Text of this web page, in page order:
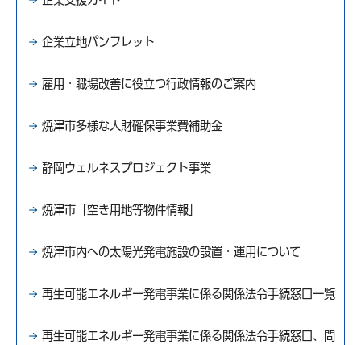
企業立地パンフレット
雇用・職場改善に役立つ行政情報のご案内
焼津市多様な人財確保事業費補助金
静岡ウェルネスプロジェクト事業
焼津市「空き用地等物件情報」
焼津市内への太陽光発電施設の設置・運用について
再生可能エネルギー発電事業に係る関係法令手続窓口一覧
再生可能エネルギー発電事業に係る関係法令手続窓口、問